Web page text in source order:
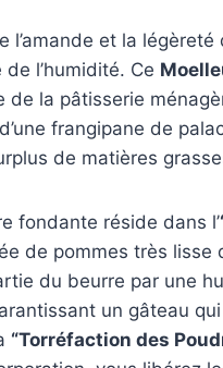
l’amande et la
l’humidité. Ce
de la pâtisserie
frangipane de
de matières
fondante réside dans l’
de pommes très lisse
du beurre par une
un gâteau
“Torréfaction des